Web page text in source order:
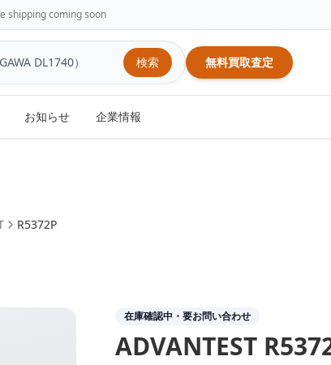
shipping coming soon
検索 無料買取査定
お知らせ 企業情報
R5372P
在庫確認中・要お問い合わせ
ADVANTEST